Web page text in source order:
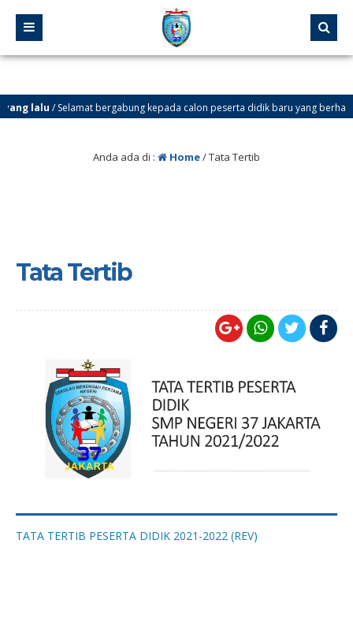
lalu/ Selamat bergabung kepada calon peserta didik baru yang berhasil
Anda ada di : Home/Tata Tertib
Tata Tertib
TATA TERTIB PESERTA DIDIK 2021-2022 (REV)